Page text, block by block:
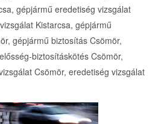
gépjármű eredetiség vizsgálat
Kistarcsa, gépjármű
gépjármű biztosítás Csömör,
biztosításkötés Csömör,
Csömör, eredetiség vizsgálat